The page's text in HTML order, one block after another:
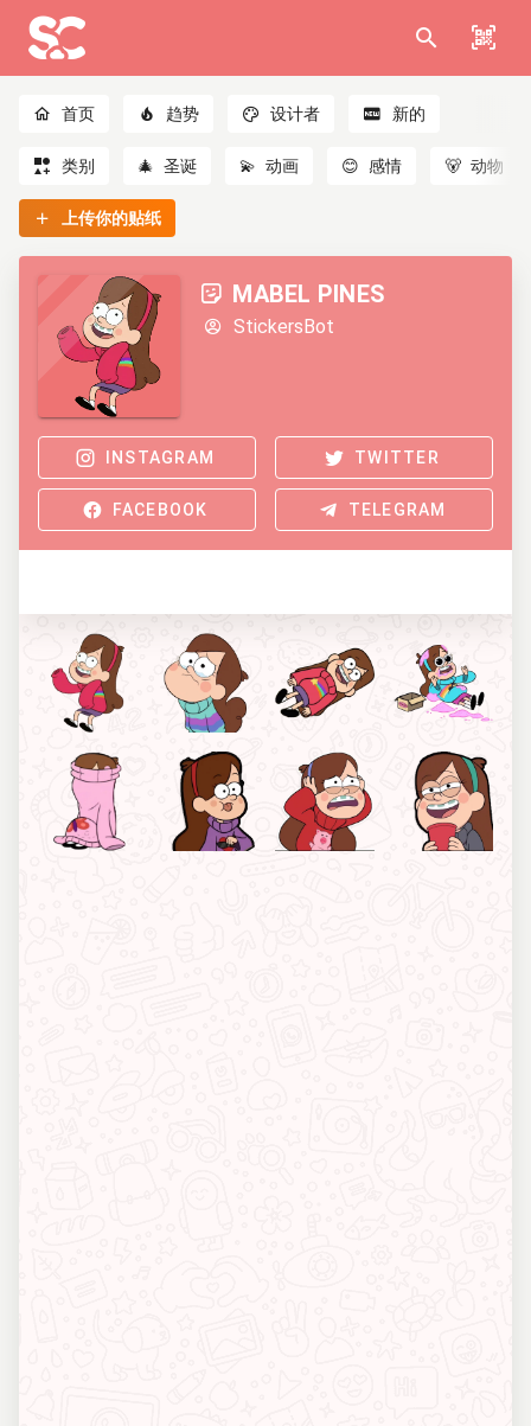
首页 趋势 设计者 新的
类别 🎄 圣诞 💫 动画 😊 感情 🐻 动物
上传你的贴纸
MABEL PINES
StickersBot
INSTAGRAM TWITTER
FACEBOOK TELEGRAM